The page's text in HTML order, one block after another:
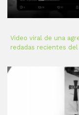
Video viral de una
redadas recientes del